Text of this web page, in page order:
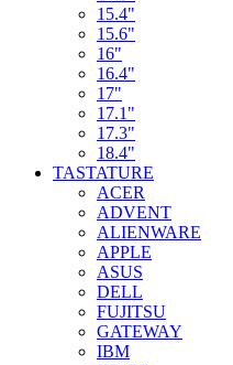
15.4"
15.6"
16"
16.4"
17"
17.1"
17.3"
18.4"
TASTATURE
ACER
ADVENT
ALIENWARE
APPLE
ASUS
DELL
FUJITSU
GATEWAY
IBM